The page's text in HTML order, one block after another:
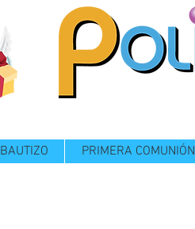
BAUTIZO PRIMERA COMUNIÓN